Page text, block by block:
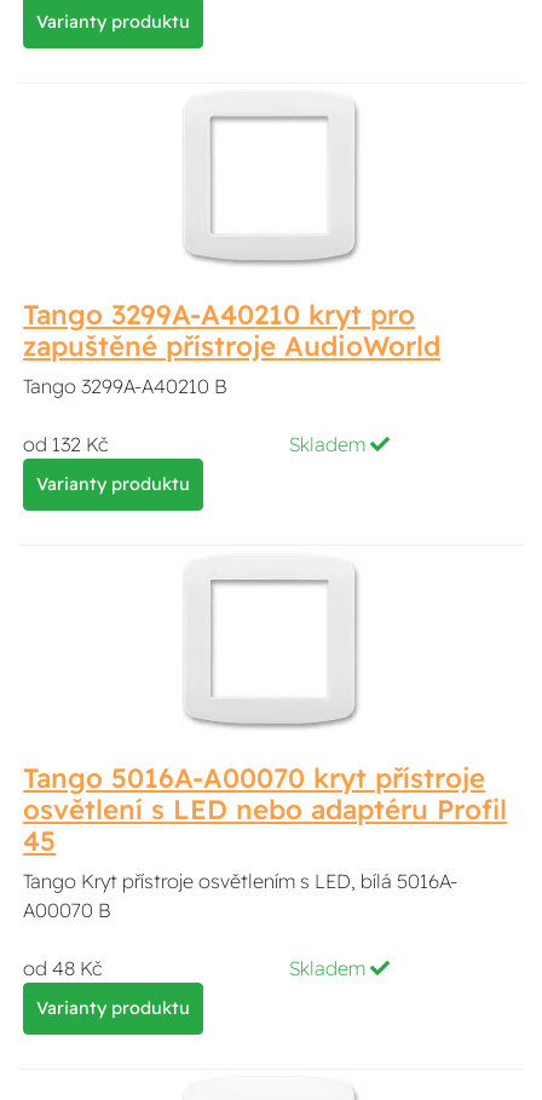
Varianty produktu
Tango 3299A-A40210 kryt pro
zapuštěné přístroje AudioWorld
Tango 3299A-A40210 B
od 132 Kč Skladem
Varianty produktu
Tango 5016A-A00070 kryt přístroje
osvětlení s LED nebo adaptéru Profil
45
Tango Kryt přístroje osvětlením s LED, bílá 5016A-
A00070 B
od 48 Kč Skladem
Varianty produktu